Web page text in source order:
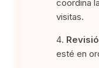
coordina
visitas.
esté en